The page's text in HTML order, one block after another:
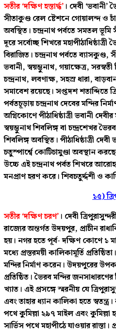
সতীর ‘দক্ষিণ হস্তার্দ্ধ’ । দেবী ‘ভবানী’
সীতাকুণ্ড রেল ষ্টেশনে গোয়ালন্দ ও
অবস্থিত। চন্দ্রনাথ পর্বতে সমতল
দূরে সর্বোচ্ছ শিখরে মহাপীঠাধিষ্ঠাত্রী
বিরাজিত। চন্দ্রনাথ পর্বতে
ভবানী, স্বয়ম্ভুনাথ, গয়াক্ষেত্র,
চন্দ্রনাথ, লবণাক্ষ, সহস্র ধারা,
সমাবেশ রয়েছে। সপ্তদশ শতাব্দিতে
পর্বতচূড়ায় চন্দ্রনাথ দেবের মন্দির
অগ্নিকোণে পীঠাধিষ্ঠাত্রী ভবানী
স্বয়ম্ভুনাথ শিবলিঙ্গ বা চন্দ্রশেখর
শিবলিঙ্গ অবস্থিত। পীঠাধিষ্ঠাত্রী
চতুস্পার্শ্বে কোটিচামুণ্ডা অবস্থান
উচ্চে এই চন্দ্রনাথ পর্বত শিখরে
মনপ্রাণ হরণ করে। শিবচতুর্দ্দশী ও
১৫)
সতীর ‘দক্ষিণ চরণ’ । দেবী
রাজ্যের অন্তর্গত উদয়পুর, প্রাচীন
হয়। নগর হতে পূর্ব- দক্ষিণ কোণে ১
মধ্যে প্রস্তরময়ী কালিকামূর্তি
মন্দির নির্মাণ করেন। উদয়পুরের
প্রতিষ্ঠিত। ভৈরব মন্দির
খ্যাত। এই প্রসঙ্গে স্মরনীয় যে
এবং তাহার ধ্যান কালিকা হতে
পথে কুমিল্লা ২৯৭ মাইল এবং
সার্ভিস পথে মহাপীঠে যাওয়ার